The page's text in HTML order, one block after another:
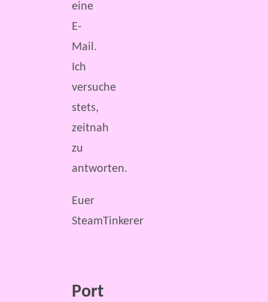
eine
E-
Mail.
Ich
versuche
stets,
zeitnah
zu
antworten.
Euer
SteamTinkerer
Port